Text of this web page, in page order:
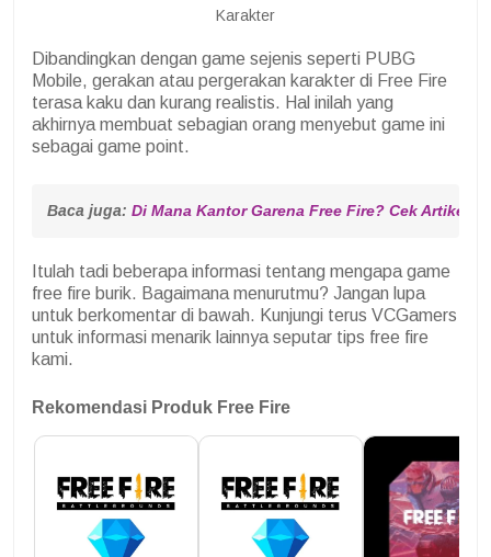
Karakter
Dibandingkan dengan game sejenis seperti PUBG
Mobile, gerakan atau pergerakan karakter di Free Fire
terasa kaku dan kurang realistis. Hal inilah yang
akhirnya membuat sebagian orang menyebut game ini
sebagai game point.
Baca juga: Di Mana Kantor Garena Free Fire? Cek Artikel
Itulah tadi beberapa informasi tentang mengapa game
free fire burik. Bagaimana menurutmu? Jangan lupa
untuk berkomentar di bawah. Kunjungi terus VCGamers
untuk informasi menarik lainnya seputar tips free fire
kami.
Rekomendasi Produk Free Fire